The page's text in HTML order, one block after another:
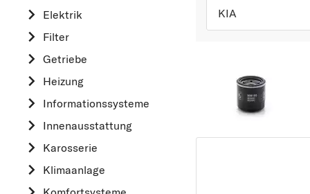
Elektrik
Filter
Getriebe
Heizung
Informationssysteme
Innenausstattung
Karosserie
Klimaanlage
KIA
OPEL
MERCEDES-BENZ